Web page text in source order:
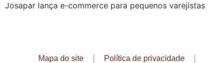
Josapar lança e-commerce para pequenos varejistas
Mapa do site Política de privacidade